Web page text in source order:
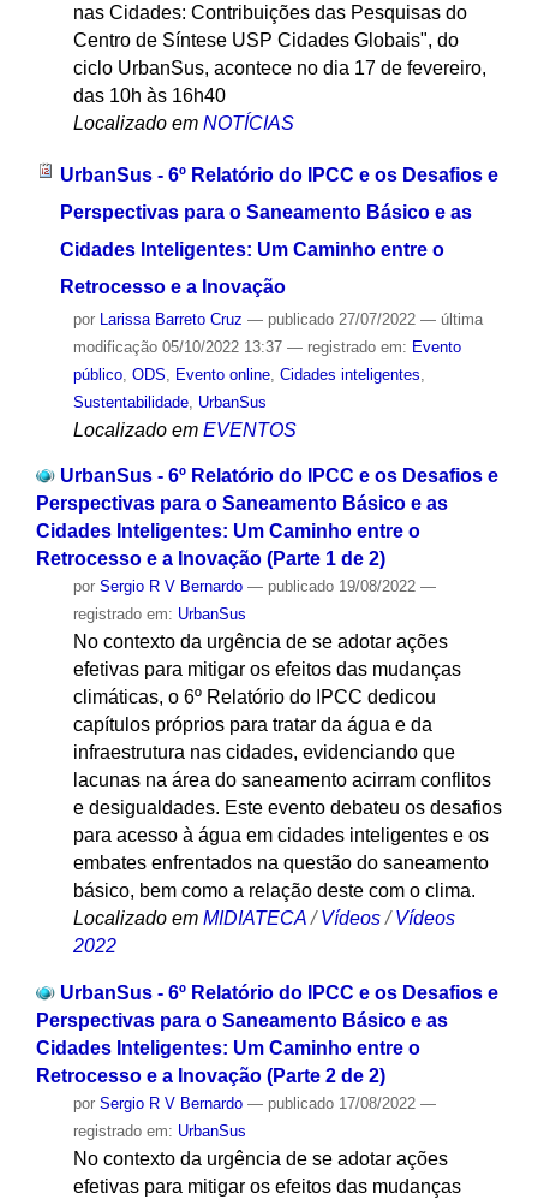
nas Cidades: Contribuições das Pesquisas do
Centro de Síntese USP Cidades Globais", do
ciclo UrbanSus, acontece no dia 17 de fevereiro,
das 10h às 16h40
Localizado em NOTÍCIAS
UrbanSus - 6º Relatório do IPCC e os Desafios e
Perspectivas para o Saneamento Básico e as
Cidades Inteligentes: Um Caminho entre o
Retrocesso e a Inovação
por Larissa Barreto Cruz — publicado27/07/2022 — última
modificação05/10/2022 13:37 — registrado em: Evento
público, ODS Evento online, Cidades inteligentes
Sustentabilidade, UrbanSus
Localizado em EVENTOS
UrbanSus - 6º Relatório do IPCC e os Desafios e
Perspectivas para o Saneamento Básico e as
Cidades Inteligentes: Um Caminho entre o
Retrocesso e a Inovação (Parte 1 de 2)
por Sergio R V Bernardo — publicado19/08/2022 —
registrado em: UrbanSus
No contexto da urgência de se adotar ações
efetivas para mitigar os efeitos das mudanças
climáticas, o 6º Relatório do IPCC dedicou
capítulos próprios para tratar da água e da
infraestrutura nas cidades, evidenciando que
lacunas na área do saneamento acirram conflitos
e desigualdades. Este evento debateu os desafios
para acesso à água em cidades inteligentes e os
embates enfrentados na questão do saneamento
básico, bem como a relação deste com o clima.
Localizado em MIDIATECA /Vídeos /Vídeos
2022
UrbanSus - 6º Relatório do IPCC e os Desafios e
Perspectivas para o Saneamento Básico e as
Cidades Inteligentes: Um Caminho entre o
Retrocesso e a Inovação (Parte 2 de 2)
por Sergio R V Bernardo — publicado17/08/2022 —
registrado em: UrbanSus
No contexto da urgência de se adotar ações
efetivas para mitigar os efeitos das mudanças